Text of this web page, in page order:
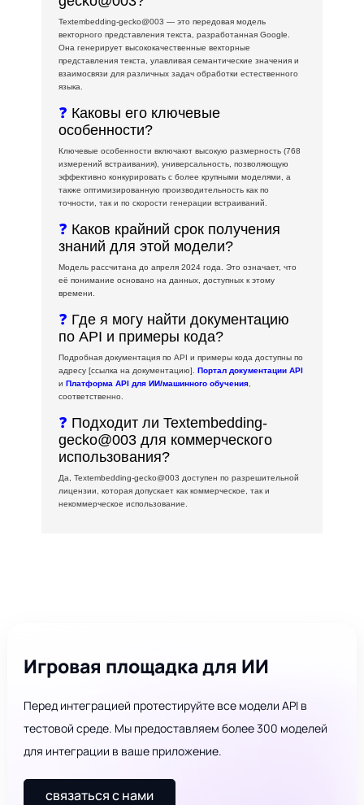
Textembedding-gecko@003 — это передовая модель
векторного представления текста, разработанная Google.
Она генерирует высококачественные векторные
представления текста, улавливая семантические значения и
взаимосвязи для различных задач обработки естественного
языка.
❓ Каковы его ключевые
особенности?
Ключевые особенности включают высокую размерность (768
измерений встраивания), универсальность, позволяющую
эффективно конкурировать с более крупными моделями, а
также оптимизированную производительность как по
точности, так и по скорости генерации встраиваний.
❓ Каков крайний срок получения
знаний для этой модели?
Модель рассчитана до апреля 2024 года. Это означает, что
её понимание основано на данных, доступных к этому
времени.
❓ Где я могу найти документацию
по API и примеры кода?
Подробная документация по API и примеры кода доступны по
адресу [ссылка на документацию].Портал документации API
иПлатформа API для ИИ/машинного обучения
соответственно.
❓ Подходит ли Textembedding-
gecko@003 для коммерческого
использования?
Да, Textembedding-gecko@003 доступен по разрешительной
лицензии, которая допускает как коммерческое, так и
некоммерческое использование.
Игровая площадка для ИИ
Перед интеграцией протестируйте все модели API в
тестовой среде. Мы предоставляем более 300 моделей
для интеграции в ваше приложение.
связаться с нами